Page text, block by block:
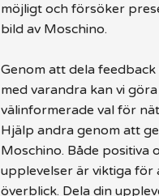
möjligt och försöker
bild av Moschino.
Genom att dela
med varandra kan vi
välinformerade val för
Hjälp andra genom att
Moschino. Både positiva
upplevelser är viktiga för
överblick. Dela din